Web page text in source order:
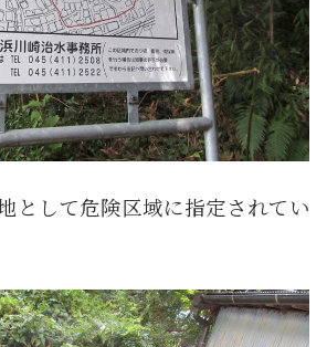
として危険区域に指定されてい